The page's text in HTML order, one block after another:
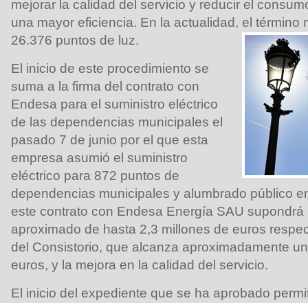
mejorar la calidad del servicio y reducir el
una mayor eficiencia. En la actualidad, el término
26.376 puntos de luz.
El inicio de este procedimiento se
suma a la firma del contrato con
Endesa para el suministro eléctrico
de las dependencias municipales el
pasado 7 de junio por el que esta
empresa asumió el suministro
eléctrico para 872 puntos de
dependencias municipales y alumbrado público
este contrato con Endesa Energía SAU
aproximado de hasta 2,3 millones de euros
del Consistorio, que alcanza aproximadamente
euros, y la mejora en la calidad del servicio.
El inicio del expediente que se ha aprobado